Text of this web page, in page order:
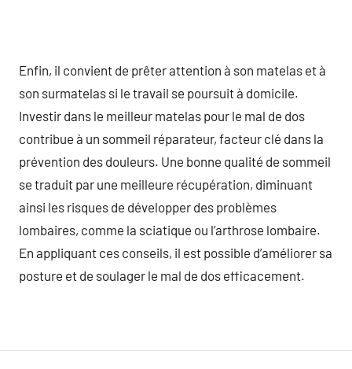
Enfin, il convient de prêter attention à son matelas et à
son surmatelas si le travail se poursuit à domicile.
Investir dans le meilleur matelas pour le mal de dos
contribue à un sommeil réparateur, facteur clé dans la
prévention des douleurs. Une bonne qualité de sommeil
se traduit par une meilleure récupération, diminuant
ainsi les risques de développer des problèmes
lombaires, comme la sciatique ou l’arthrose lombaire.
En appliquant ces conseils, il est possible d’améliorer sa
posture et de soulager le mal de dos efficacement.